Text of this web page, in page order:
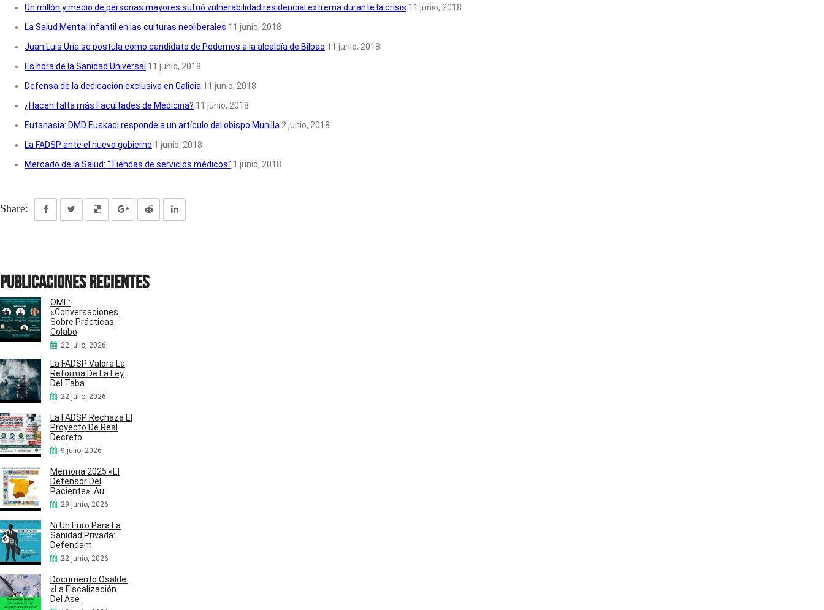
Un millón y medio de personas mayores sufrió vulnerabilidad residencial extrema durante la crisis 11 junio, 2018
La Salud Mental Infantil en las culturas neoliberales 11 junio, 2018
Juan Luis Uría se postula como candidato de Podemos a la alcaldía de Bilbao 11 junio, 2018
Es hora de la Sanidad Universal 11 junio, 2018
Defensa de la dedicación exclusiva en Galicia 11 junio, 2018
¿Hacen falta más Facultades de Medicina? 11 junio, 2018
Eutanasia: DMD Euskadi responde a un artículo del obispo Munilla2 junio, 2018
La FADSP ante el nuevo gobierno 1 junio, 2018
Mercado de la Salud: “Tiendas de servicios médicos” 1 junio, 2018
Share:
Publicaciones recientes
OME:
«Conversaciones
Sobre Prácticas
Colabo
22 julio, 2026
La FADSP Valora La
Reforma De La Ley
Del Taba
22 julio, 2026
La FADSP Rechaza El
Proyecto De Real
Decreto
9 julio, 2026
Memoria 2025 «El
Defensor Del
Paciente»: Au
29 junio, 2026
Ni Un Euro Para La
Sanidad Privada:
Defendam
22 junio, 2026
Documento Osalde:
«La Fiscalización
Del Ase